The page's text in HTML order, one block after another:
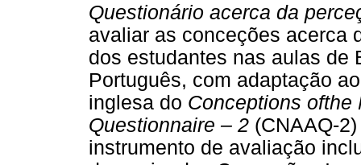
Questionário acerca da
avaliar as conceções acerca
dos estudantes nas aulas de
Português, com adaptação
inglesa do Conceptions ofthe
Questionnaire – 2 (CNAAQ-
instrumento de avaliação